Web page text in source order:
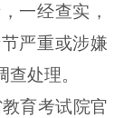
一经查实，
严重或涉嫌
处理。
育考试院官